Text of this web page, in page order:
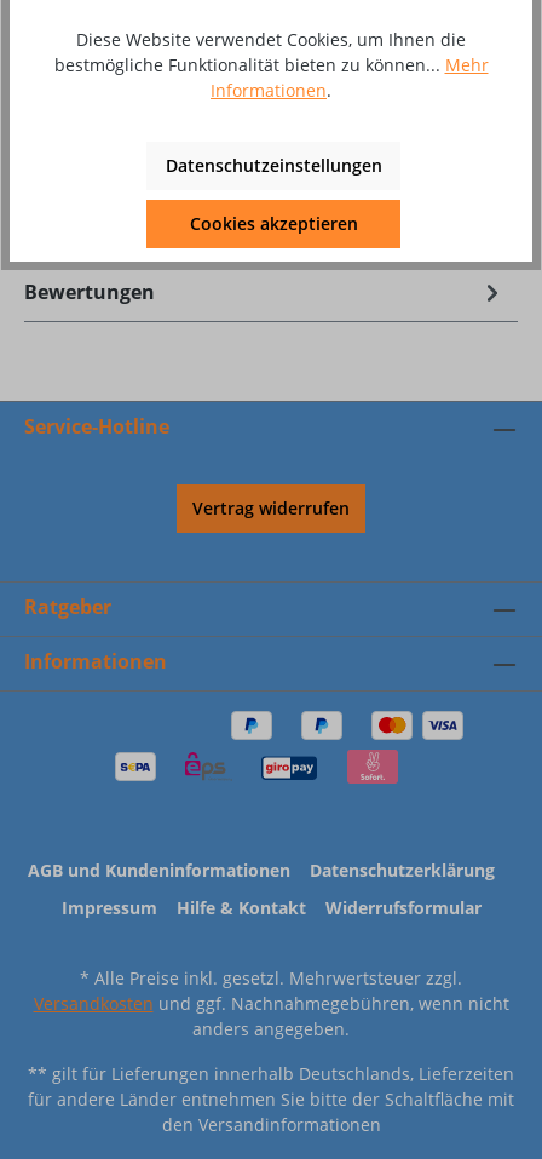
Zum Merkzettel hinzufügen
Beschreibung
Zubehör Reinigungsgerät Brusher Plus
Bewertungen
Service-Hotline
Vertrag widerrufen
Ratgeber
Informationen
AGB und Kundeninformationen
Datenschutzerklärung
Impressum
Hilfe & Kontakt Widerrufsformular
* Alle Preise inkl. gesetzl. Mehrwertsteuer zzgl.
Versandkosten und ggf. Nachnahmegebühren, wenn nicht
anders angegeben.
** gilt für Lieferungen innerhalb Deutschlands, Lieferzeiten
für andere Länder entnehmen Sie bitte der Schaltfläche mit
den Versandinformationen
Diese Website verwendet Cookies, um Ihnen die
bestmögliche Funktionalität bieten zu können... Mehr
Informationen.
Datenschutzeinstellungen
Cookies akzeptieren